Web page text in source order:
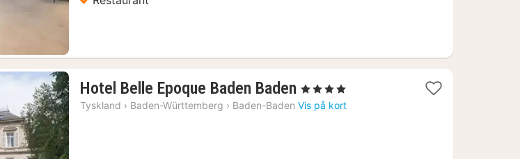
Hotel Belle Epoque Baden Baden 1
nat
, 4 Stjerner
Tyskland › Baden-Württemberg › Baden-Baden Vis på kort